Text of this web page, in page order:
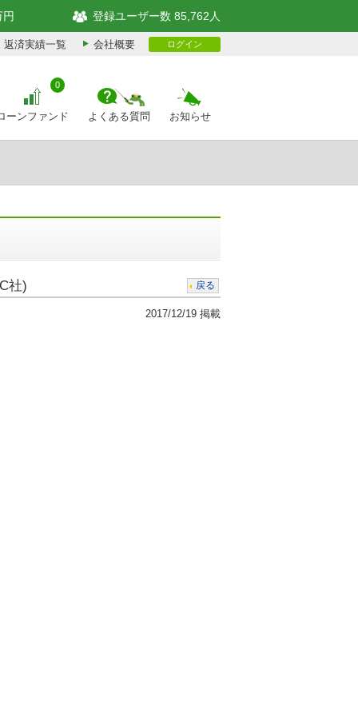
円 登録ユーザー数 85,762人
返済実績一覧 会社概要 ログイン
ーンファンド
0
よくある質問 お知らせ
社) 戻る
2017/12/19 掲載